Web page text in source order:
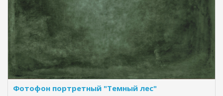
Фотофон портретный "Темный лес"